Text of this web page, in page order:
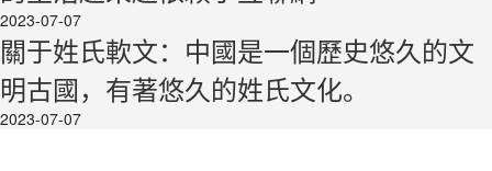
2023-07-07
關于姓氏軟文：中國是一個歷史悠久的文
明古國，有著悠久的姓氏文化。
2023-07-07